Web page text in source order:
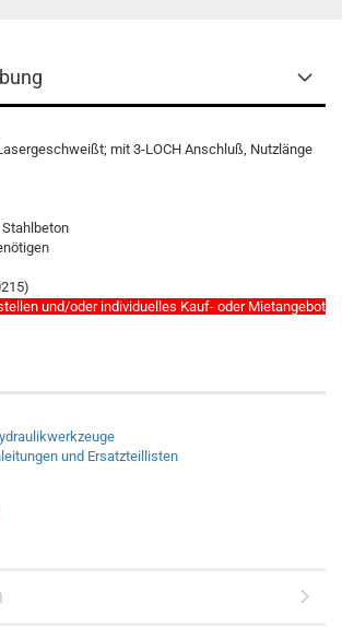
mit 3-LOCH Anschluß, Nutzlänge
und/oder individuelles Kauf- oder Mietangebot
und Ersatzteillisten